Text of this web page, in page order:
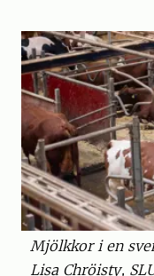
Mjölkkor i en
Lisa Chröisty,